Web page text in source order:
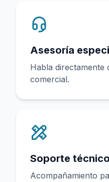
Asesoría
Habla directamente
comercial.
Soporte técnico
Acompañamiento